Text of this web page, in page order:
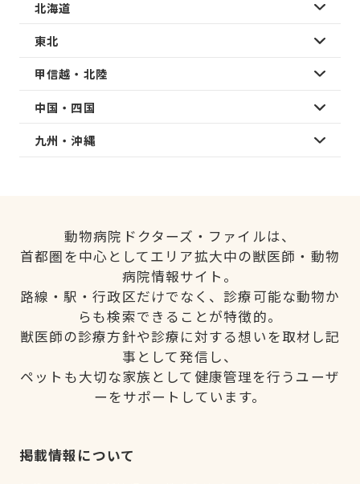
北海道
東北
甲信越・北陸
中国・四国
九州・沖縄
動物病院ドクターズ・ファイルは、
首都圏を中心としてエリア拡大中の獣医師・動物
病院情報サイト。
路線・駅・行政区だけでなく、診療可能な動物か
らも検索できることが特徴的。
獣医師の診療方針や診療に対する想いを取材し記
事として発信し、
ペットも大切な家族として健康管理を行うユーザ
ーをサポートしています。
掲載情報について